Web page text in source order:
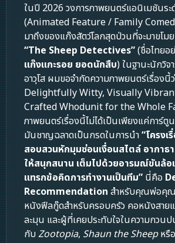
ในปี 2026 วงการภาพยนตร์แอนิเมชันระ
(Animated Feature / Family
มาถึงของแก๊งสัตว์โลกสุดป่วนที่จะมาขโม
“The Sheep Detectives”(ชื่อไทยอ
แก๊งแกะรอย ยอดนักสืบ) ในฐานะนักวิ
อาวุโส ผมขอจำกัดความภาพยนตร์เรื่องนี้
Delightfully Witty, Visually
Crafted Whodunit for the Whole
ภาพยนตร์เรื่องนี้ไม่ได้เป็นเพียงแค่การ์ตู
มันชาญฉลาดเป็นกรดในการนำ“โครงเ
สอบสวนหักมุมซ่อนเงื่อนสไตล์ อากาธ
ให้สนุกสนาน เต็มไปด้วยอารมณ์ขันล้อ
แทรกข้อคิดการทำงานเป็นทีม” นี่คือ
Recommendation สำหรับคุณพ่อคุ
หนังฟีลกู๊ดสำหรับครอบครัว คอหนังสาย
ละมุน และผู้ที่เคยประทับใจในความกวน
กับZootopia, Shaun the Sheepหรือ